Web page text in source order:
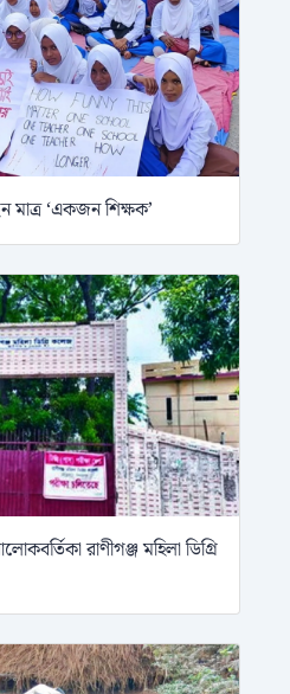
মাত্র ‘একজন শিক্ষক’
রাণীগঞ্জ মহিলা ডিগ্রি